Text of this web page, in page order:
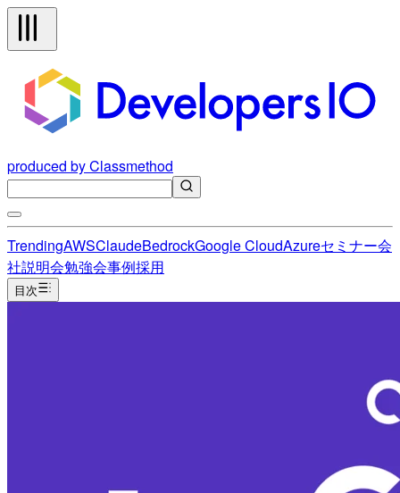
produced by Classmethod
TrendingAWSClaudeBedrockGoogle CloudAzureセミナー会
社説明会勉強会事例採用
目次